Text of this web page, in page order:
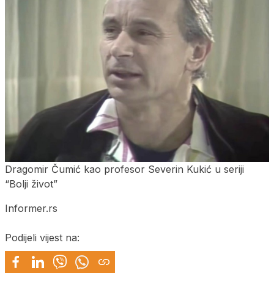
Dragomir Čumić kao profesor Severin Kukić u seriji
“Bolji život”
Informer.rs
Podijeli vijest na: